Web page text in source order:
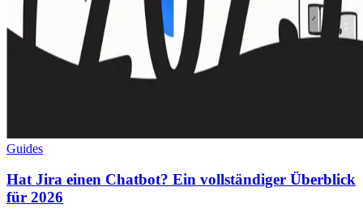
Guides
Hat Jira einen Chatbot? Ein vollständiger Überblick
für 2026